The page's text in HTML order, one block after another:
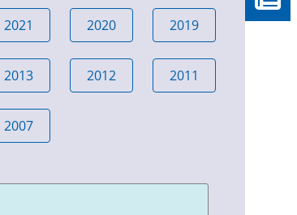
2021 2020 2019
2013 2012 2011
2007